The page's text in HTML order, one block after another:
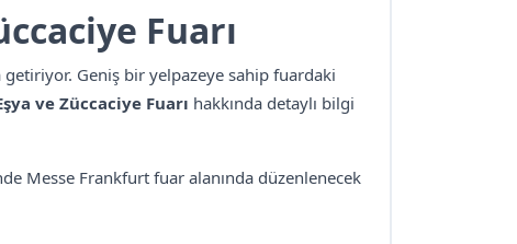
Fuarı
Geniş bir yelpazeye sahip fuardaki
ve Züccaciye Fuarı hakkında detaylı bilgi
Messe Frankfurt fuar alanında düzenlenecek